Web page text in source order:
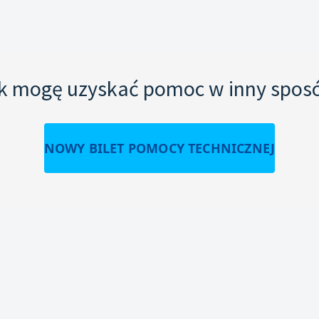
mogę uzyskać pomoc w inny
NOWY BILET POMOCY TECHNICZNEJ